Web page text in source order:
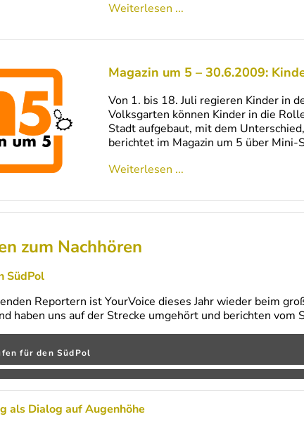
Weiterlesen ...
Magazin um 5 – 30.6.2009:
Von 1. bis 18. Juli regieren Kinder in
Volksgarten können Kinder in die
Stadt aufgebaut, mit dem
berichtet im Magazin um 5 über Mini-
Weiterlesen ...
zum Nachhören
SüdPol
Reportern ist YourVoice dieses Jahr wieder beim
haben uns auf der Strecke umgehört und berichten vom
für den SüdPol
als Dialog auf Augenhöhe